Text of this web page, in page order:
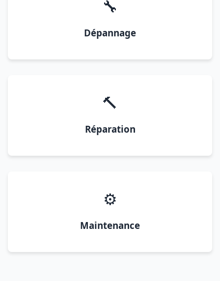
🔧
Dépannage
🔨
Réparation
⚙️
Maintenance